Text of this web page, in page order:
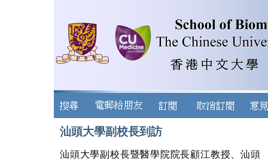
汕頭大學副校長到訪
汕頭大學副校長暨醫學院院長顧江教授、汕頭